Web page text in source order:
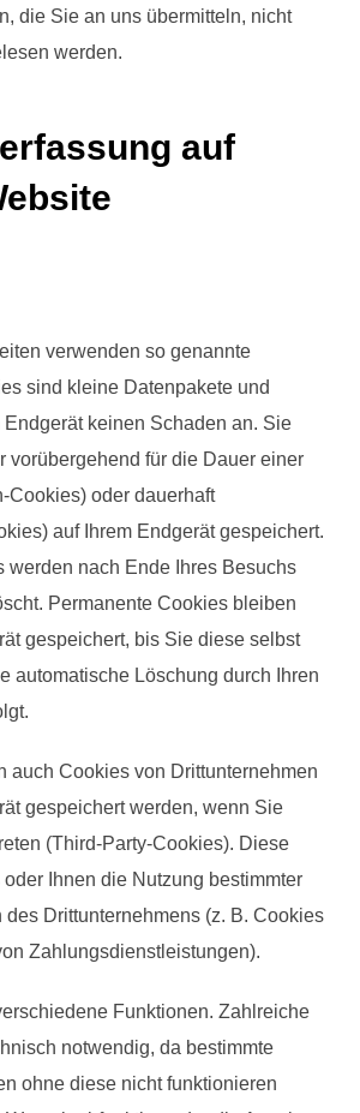
die Sie an uns übermitteln, nicht
werden.
auf
verwenden so genannte
sind kleine Datenpakete und
Endgerät keinen Schaden an. Sie
vorübergehend für die Dauer einer
Cookies) oder dauerhaft
auf Ihrem Endgerät gespeichert.
werden nach Ende Ihres Besuchs
Permanente Cookies bleiben
gespeichert, bis Sie diese selbst
automatische Löschung durch Ihren
auch Cookies von Drittunternehmen
gespeichert werden, wenn Sie
(Third-Party-Cookies). Diese
Ihnen die Nutzung bestimmter
des Drittunternehmens (z. B. Cookies
Zahlungsdienstleistungen).
Funktionen. Zahlreiche
notwendig, da bestimmte
ohne diese nicht funktionieren